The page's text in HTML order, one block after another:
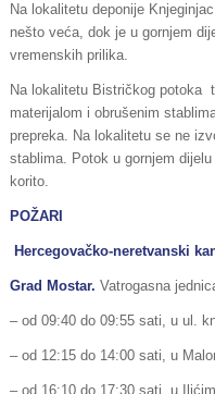
Na lokalitetu deponije
nešto veća, dok je u gornjem
vremenskih prilika.
Na lokalitetu Bistričkog potoka
materijalom i obrušenim
prepreka. Na lokalitetu se ne
stablima. Potok u gornjem
korito.
POŽARI
Hercegovačko-neretvanski
Grad Mostar. Vatrogasna
– od 09:40 do 09:55 sati, u ul.
– od 12:15 do 14:00 sati, u
– od 16:10 do 17:30 sati, u